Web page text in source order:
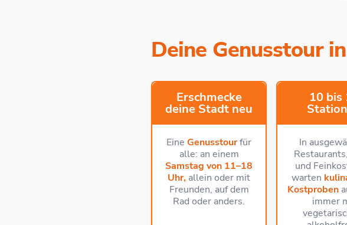
Deine Genusstour
Erschmecke
deine Stadt neu
Eine Genusstourfür
alle: an einem
Samstag von 11–18
Uhr, allein oder mit
Freunden, auf dem
Rad oder anders.
10 bis
In
und
warten
Kostproben
immer